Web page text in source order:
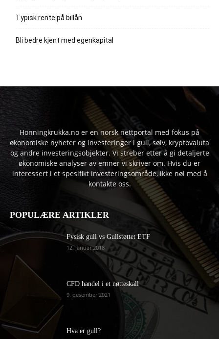
Typisk rente på billån
Bli bedre kjent med egenkapital
Honningkrukka.no er en norsk nettportal med fokus på
økonomiske nyheter og investeringer i gull, sølv, kryptovaluta
og andre investeringsobjekter. Vi streber etter å gi detaljerte
økonomiske analyser av emner vi skriver om. Hvis du er
interessert i et spesifikt investeringsområde, ikke nøl med å
kontakte oss.
POPULÆRE ARTIKLER
Fysisk gull vs Gullstøttet ETF
12. januar 2018
CFD handel i et nøtteskall
9. desember 2021
Hva er gull?